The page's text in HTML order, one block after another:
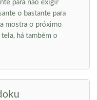
para não exigir
o bastante para
mostra o próximo
há também o